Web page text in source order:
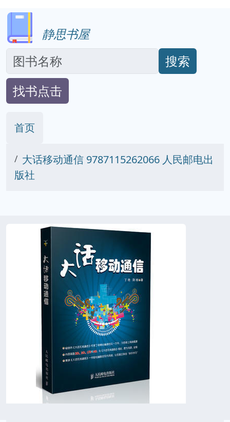
静思书屋
搜索
找书点击
首页
大话移动通信 9787115262066 人民邮电出
版社